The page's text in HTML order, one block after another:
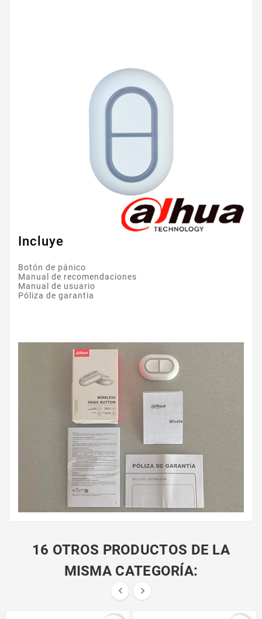
Incluye
Botón de pánico
Manual de recomendaciones
Manual de usuario
Póliza de garantia
16 OTROS PRODUCTOS DE LA
MISMA CATEGORÍA:
 